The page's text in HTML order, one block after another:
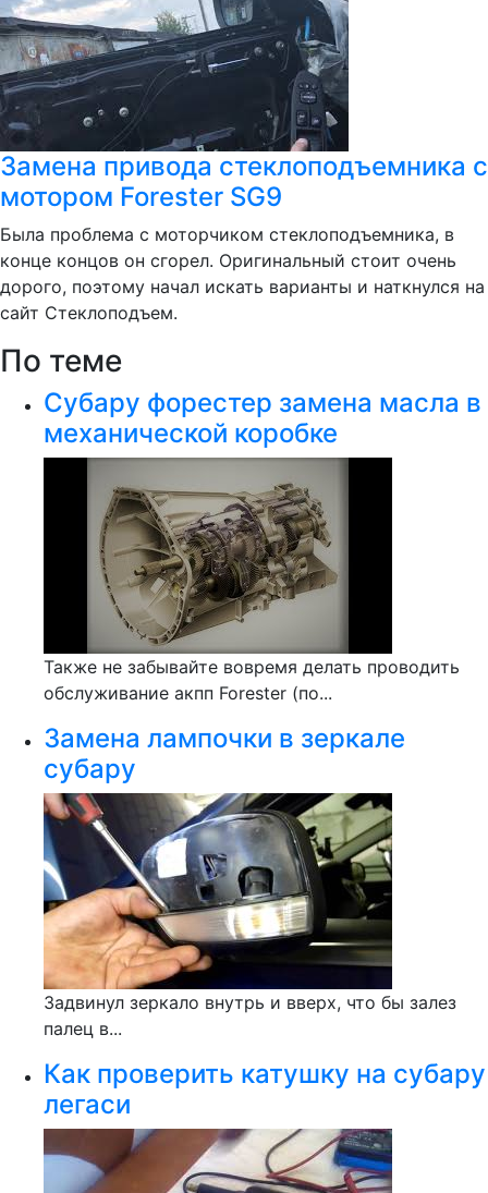
Замена привода стеклоподъемника с
мотором Forester SG9
Была проблема с моторчиком стеклоподъемника, в
конце концов он сгорел. Оригинальный стоит очень
дорого, поэтому начал искать варианты и наткнулся на
сайт Стеклоподъем.
По теме
Субару форестер замена масла в
механической коробке
Также не забывайте вовремя делать проводить
обслуживание акпп Forester (по...
Замена лампочки в зеркале
субару
Задвинул зеркало внутрь и вверх, что бы залез
палец в...
Как проверить катушку на субару
легаси